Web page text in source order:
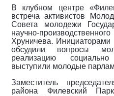
В клубном центре
встреча активистов
Совета молодежи
научно-
Хруничева. Инициаторами
обсудили вопросы
реализацию
выступили молодые
Заместитель
района Филевский